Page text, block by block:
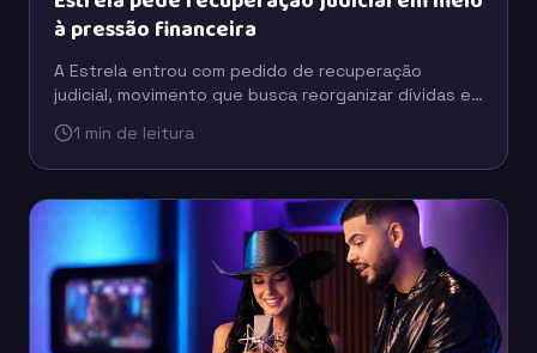
à pressão financeira
A Estrela entrou com pedido de recuperação
judicial, movimento que busca reorganizar dívidas e
financeira.
1 min de leitura